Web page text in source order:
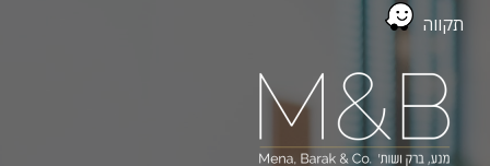
תקווה